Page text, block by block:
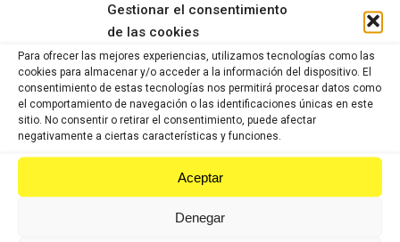
Gestionar el consentimiento
de las cookies
Para ofrecer las mejores experiencias, utilizamos tecnologías como las
cookies para almacenar y/o acceder a la información del dispositivo. El
consentimiento de estas tecnologías nos permitirá procesar datos como
el comportamiento de navegación o las identificaciones únicas en este
sitio. No consentir o retirar el consentimiento, puede afectar
negativamente a ciertas características y funciones.
Aceptar
Denegar
X
Share
Facebook
Share
on
Pinterest
Share
on
LinkedIn
Productos relacionados
Pinza freno delantero Peugeot Satelis
Comprar